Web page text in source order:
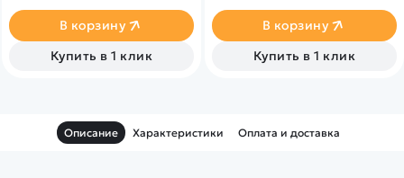
В корзину
Купить в 1 клик
В корзину
Купить в 1 клик
Описание Характеристики Оплата и доставка